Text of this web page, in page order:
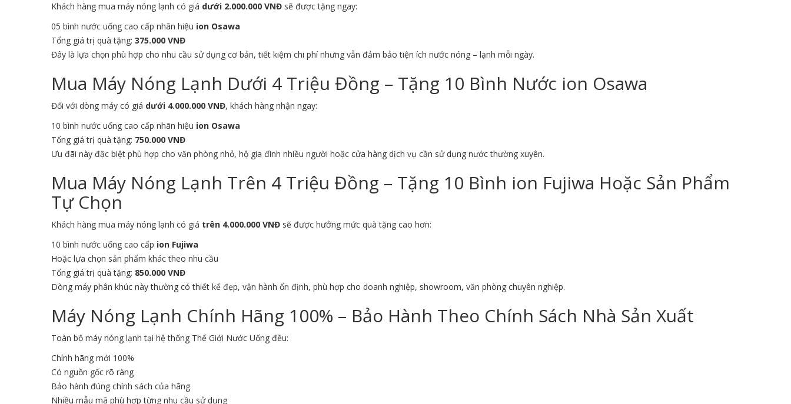
Khách hàng mua máy nóng lạnh có giá dưới 2.000.000 VNĐ sẽ được tặng ngay:
05 bình nước uống cao cấp nhãn hiệu ion Osawa
Tổng giá trị quà tặng: 375.000 VNĐ
Đây là lựa chọn phù hợp cho nhu cầu sử dụng cơ bản, tiết kiệm chi phí nhưng vẫn đảm bảo tiện ích nước nóng – lạnh mỗi ngày.
Mua Máy Nóng Lạnh Dưới 4 Triệu Đồng – Tặng 10 Bình Nước ion Osawa
Đối với dòng máy có giá dưới 4.000.000 VNĐ, khách hàng nhận ngay:
10 bình nước uống cao cấp nhãn hiệu ion Osawa
Tổng giá trị quà tặng: 750.000 VNĐ
Ưu đãi này đặc biệt phù hợp cho văn phòng nhỏ, hộ gia đình nhiều người hoặc cửa hàng dịch vụ cần sử dụng nước thường xuyên.
Mua Máy Nóng Lạnh Trên 4 Triệu Đồng – Tặng 10 Bình ion Fujiwa Hoặc Sản Phẩm
Tự Chọn
Khách hàng mua máy nóng lạnh có giá trên 4.000.000 VNĐ sẽ được hưởng mức quà tặng cao hơn:
10 bình nước uống cao cấp ion Fujiwa
Hoặc lựa chọn sản phẩm khác theo nhu cầu
Tổng giá trị quà tặng: 850.000 VNĐ
Dòng máy phân khúc này thường có thiết kế đẹp, vận hành ổn định, phù hợp cho doanh nghiệp, showroom, văn phòng chuyên nghiệp.
Máy Nóng Lạnh Chính Hãng 100% – Bảo Hành Theo Chính Sách Nhà Sản Xuất
Toàn bộ máy nóng lạnh tại hệ thống Thế Giới Nước Uống đều:
Chính hãng mới 100%
Có nguồn gốc rõ ràng
Bảo hành đúng chính sách của hãng
Nhiều mẫu mã phù hợp từng nhu cầu sử dụng